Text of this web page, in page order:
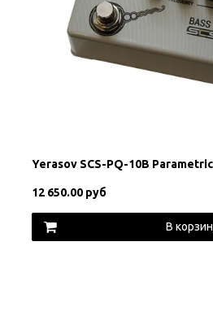
Yerasov SCS-PQ-10B
12 650.00 руб
В